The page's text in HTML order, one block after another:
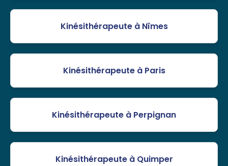
Kinésithérapeute à Nîmes
Kinésithérapeute à Paris
Kinésithérapeute à Perpignan
Kinésithérapeute à Quimper